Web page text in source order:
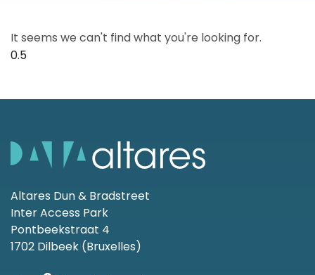
It seems we can't find what you're looking for.
Altares Dun & Bradstreet
Inter Access Park
Pontbeekstraat 4
1702 Dilbeek (Bruxelles)